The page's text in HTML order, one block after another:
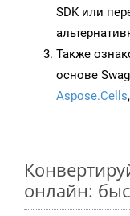
SDK или
Также
основе
Aspose.Cells
онлайн: